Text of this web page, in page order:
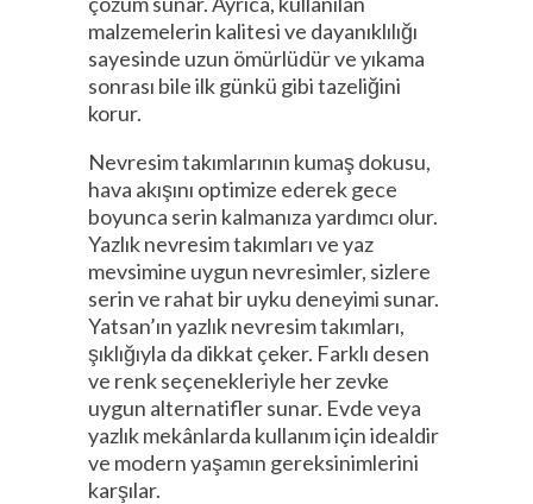
malzemelerin kalitesi ve dayanıklılığı
sayesinde uzun ömürlüdür ve yıkama
sonrası bile ilk günkü gibi tazeliğini
korur.
Nevresim takımlarının kumaş dokusu,
hava akışını optimize ederek gece
boyunca serin kalmanıza yardımcı olur.
Yazlık nevresim takımları ve yaz
mevsimine uygun nevresimler, sizlere
serin ve rahat bir uyku deneyimi sunar.
Yatsan’ın yazlık nevresim takımları,
şıklığıyla da dikkat çeker. Farklı desen
ve renk seçenekleriyle her zevke
uygun alternatifler sunar. Evde veya
yazlık mekânlarda kullanım için idealdir
ve modern yaşamın gereksinimlerini
karşılar.